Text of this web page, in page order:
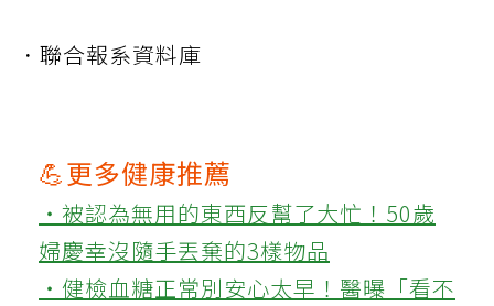
．聯合報系資料庫
💪更多健康推薦
‧被認為無用的東西反幫了大忙！50歲
婦慶幸沒隨手丟棄的3樣物品
‧健檢血糖正常別安心太早！醫曝「看不